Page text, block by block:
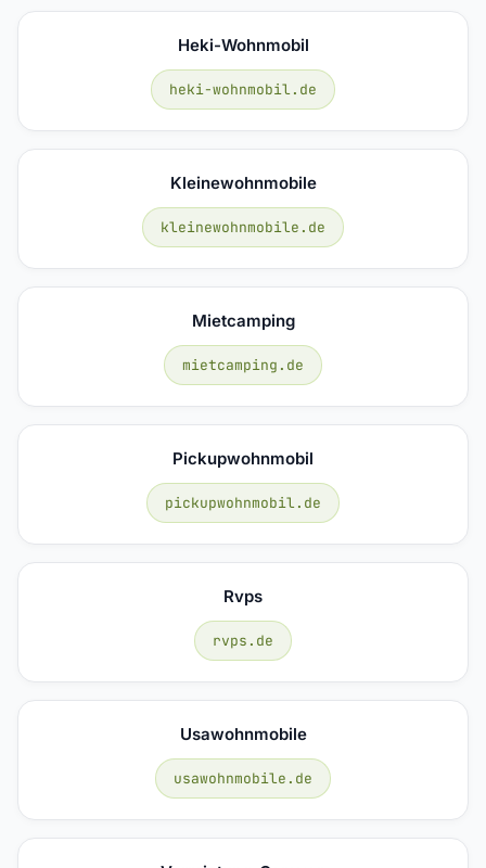
Heki-Wohnmobil
heki-wohnmobil.de
Kleinewohnmobile
kleinewohnmobile.de
Mietcamping
mietcamping.de
Pickupwohnmobil
pickupwohnmobil.de
Rvps
rvps.de
Usawohnmobile
usawohnmobile.de